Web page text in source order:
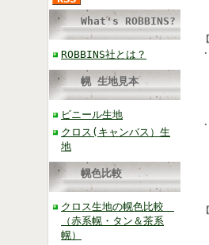
What's ROBBINS?
ROBBINS社とは？
幌 生地見本
ビニール生地
クロス(キャンバス）生
地
幌色比較
クロス生地の幌色比較
（赤系幌・タン＆茶系
幌）